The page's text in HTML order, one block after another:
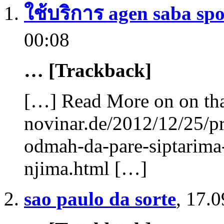
Чудан је животни пут владике Лонгина. Сав његов живот је
побегао је у далеку Аустралију где га ни један…
Read More
Владика СПЦ против Гидеона Грајфа
Posted 7 година ago
Владика СПЦ Јован Ћулибрк назвао је израелског
назвао је циркусом. На трибини у Загребу владика се јавио
Read More
Да се епископ Западноамеричке епархије, Максим суспендује
Да се епископ Западноамеричке епархије, Максим суспендује
Posted 7 година ago
ใช้บริการ agen saba
00:08
… [Trackback]
[…] Read More on on
novinar.de/2012/12/25/
odmah-da-pare-
njima.html […]
sao paulo da sorte,